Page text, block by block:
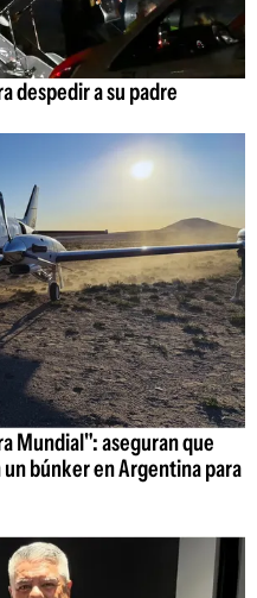
despedir a su padre
Mundial": aseguran que
búnker en Argentina para